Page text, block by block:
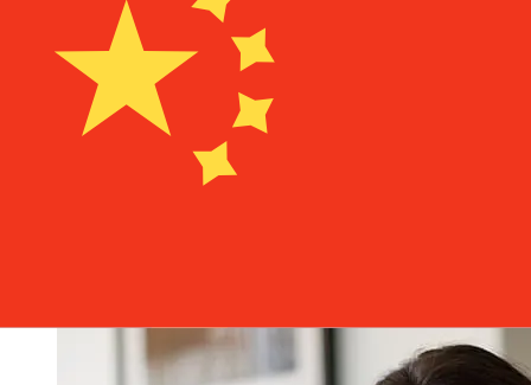
À quelle vitesse un transfert
Swedbank SEK CNY ?
Les délais de livraison pour les transferts internationaux
avec Swedbank de Suède à Chine varient selon le mode
de paiement et le moment de la transaction. En général,
les virements bancaires internationaux prennent de 1 à 5